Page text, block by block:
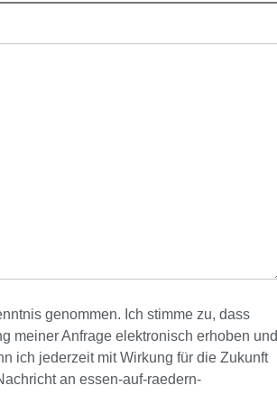
genommen. Ich stimme zu, dass
meiner Anfrage elektronisch erhoben und
ich jederzeit mit Wirkung für die Zukunft
an essen-auf-raedern-